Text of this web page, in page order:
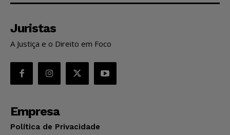
Juristas
A Justiça e o Direito em Foco
Empresa
Política de Privacidade